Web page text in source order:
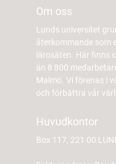
Om oss
Lunds universitet
återkommande som
lärosäten. Här finns
än 8 800
Malmö. Vi förenas i
och förbättra vår
Huvudkontor
Box 117, 221 00